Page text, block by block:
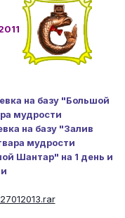
на базу "Большой
мудрости
на базу "Залив
мудрости
Шантар" на 1 день и